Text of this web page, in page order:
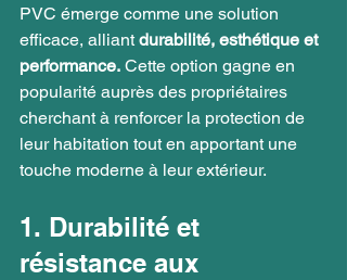
PVC émerge comme une solution
efficace, alliant durabilité, esthétique et
performance. Cette option gagne en
popularité auprès des propriétaires
cherchant à renforcer la protection de
leur habitation tout en apportant une
touche moderne à leur extérieur.
1. Durabilité et
résistance aux